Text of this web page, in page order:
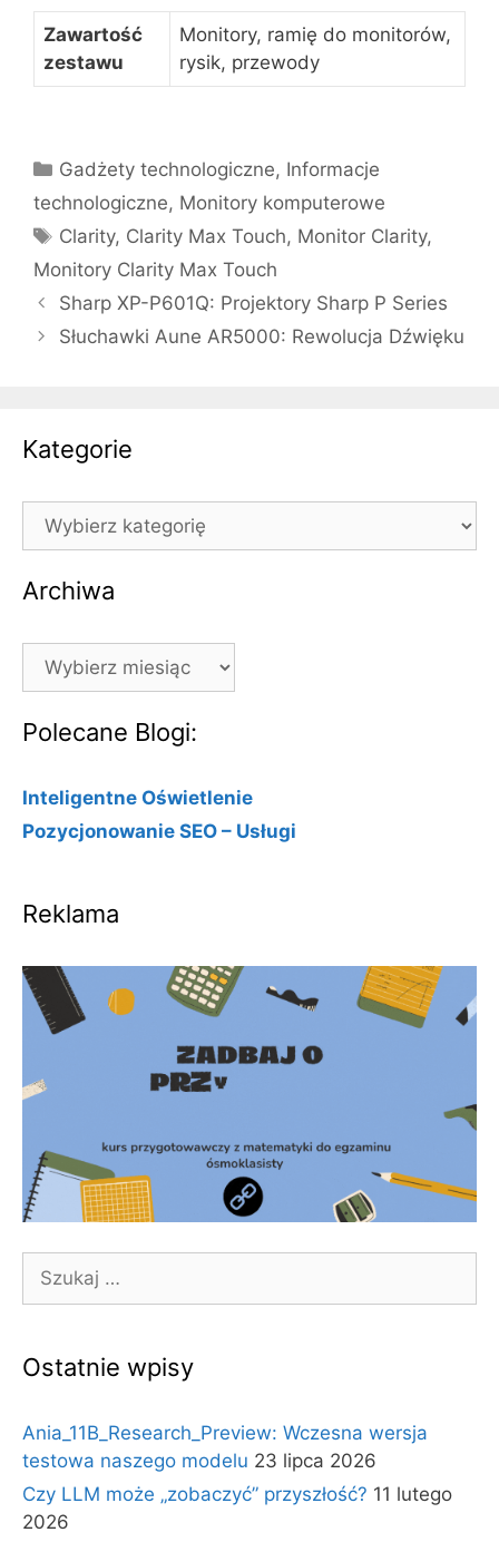
Zawartość
zestawu
Monitory, ramię do monitorów,
rysik, przewody
Kategorie
Gadżety technologiczne, Informacje
technologiczne, Monitory komputerowe
Tagi
Clarity, Clarity Max Touch, Monitor Clarity,
Monitory Clarity Max Touch
Sharp XP-P601Q: Projektory Sharp P Series
Słuchawki Aune AR5000: Rewolucja Dźwięku
Kategorie
Kategorie
Archiwa
Archiwa
Polecane Blogi:
Inteligentne Oświetlenie
Pozycjonowanie SEO – Usługi
Reklama
Ostatnie wpisy
Ania_11B_Research_Preview: Wczesna wersja
testowa naszego modelu 23 lipca 2026
Czy LLM może „zobaczyć” przyszłość? 11 lutego
2026